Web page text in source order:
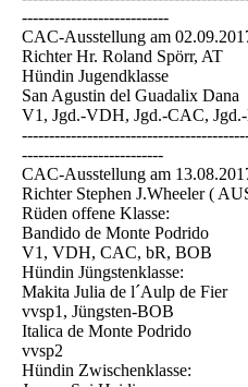
---------------------------
CAC-Ausstellung am
Richter Hr. Roland Spörr, AT
Hündin Jugendklasse
San Agustin del Guadalix Dana
V1, Jgd.-VDH, Jgd.-CAC,
--------------------------
CAC-Ausstellung am
Richter Stephen J.Wheeler (
Rüden offene Klasse:
Bandido de Monte Podrido
V1, VDH, CAC, bR, BOB
Hündin Jüngstenklasse:
Makita Julia de l´Aulp de Fier
vvsp1, Jüngsten-BOB
Italica de Monte Podrido
vvsp2
Hündin Zwischenklasse: